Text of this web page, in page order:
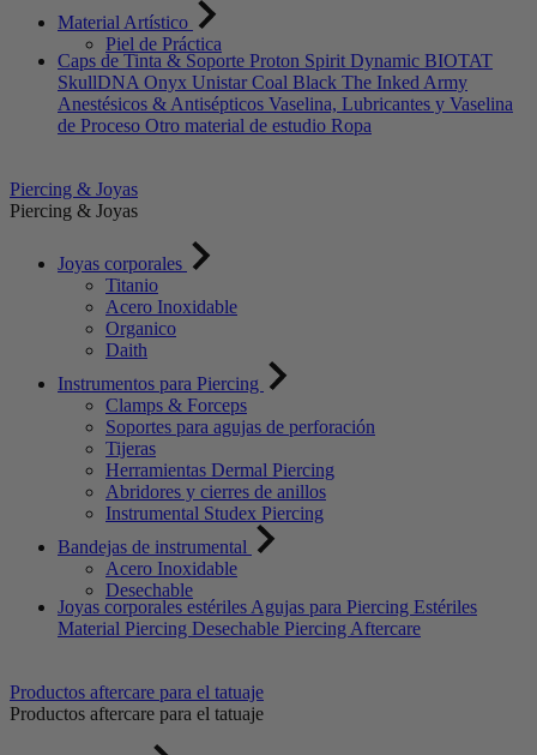
Material Artístico
Piel de Práctica
Caps de Tinta & Soporte Proton Spirit Dynamic BIOTAT
SkullDNA Onyx Unistar Coal Black The Inked Army
Anestésicos & Antisépticos Vaselina, Lubricantes y Vaselina
de Proceso Otro material de estudio Ropa
Piercing & Joyas
Piercing & Joyas
Joyas corporales
Titanio
Acero Inoxidable
Organico
Daith
Instrumentos para Piercing
Clamps & Forceps
Soportes para agujas de perforación
Tijeras
Herramientas Dermal Piercing
Abridores y cierres de anillos
Instrumental Studex Piercing
Bandejas de instrumental
Acero Inoxidable
Desechable
Joyas corporales estériles Agujas para Piercing Estériles
Material Piercing Desechable Piercing Aftercare
Productos aftercare para el tatuaje
Productos aftercare para el tatuaje